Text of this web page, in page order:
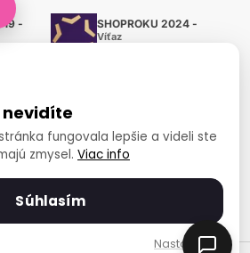
- SHOPROKU 2024 -
Víťaz
European Art Awards
Organizátor medzinárodnej
súťaže
Európsky sociálny fond
Zamestnanosť a sociálna
nevidíte
fungovala lepšie a videli ste
zmysel. Viac info
Súhlasím
Nastavenia